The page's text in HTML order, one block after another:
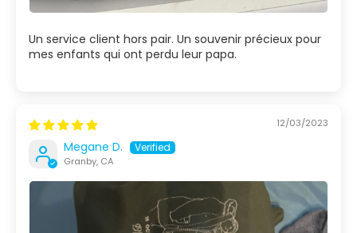
Un service client hors pair. Un souvenir précieux pour
mes enfants qui ont perdu leur papa.
12/03/2023
Megane D.
Granby, CA